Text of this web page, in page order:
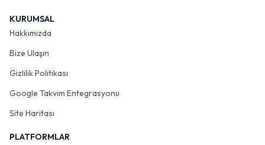
KURUMSAL
Hakkımızda
Bize Ulaşın
Gizlilik Politikası
Google Takvim Entegrasyonu
Site Haritası
PLATFORMLAR